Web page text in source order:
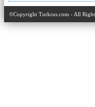
©Copyright Turkrus.com - All